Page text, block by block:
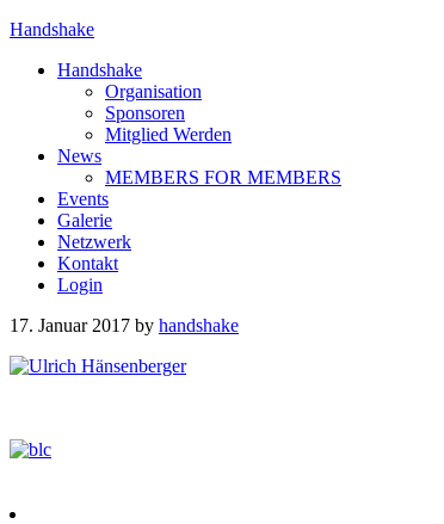
Handshake
Handshake
Organisation
Sponsoren
Mitglied Werden
News
MEMBERS FOR MEMBERS
Events
Galerie
Netzwerk
Kontakt
Login
17. Januar 2017 by handshake